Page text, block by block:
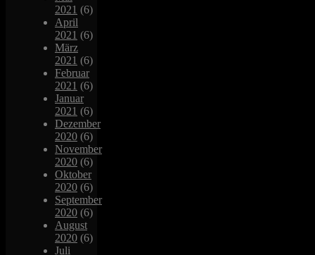
2021 (6)
April
2021 (6)
März
2021 (6)
Februar
2021 (6)
Januar
2021 (6)
Dezember
2020 (6)
November
2020 (6)
Oktober
2020 (6)
September
2020 (6)
August
2020 (6)
Juli